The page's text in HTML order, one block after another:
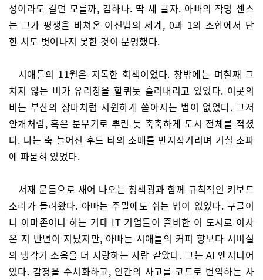
성이라도 길면 모를까, 김하나. 딱 세 글자. 아빠의 작명 센스
는 그가 평생을 바쳐온 이진법의 세계, 0과 1의 조합에서 단
한 치도 벗어나지 못한 것이 분명했다.
시애틀의 11월은 지독한 회색이었다. 창밖에는 며칠째 그
치지 않는 비가 유리창을 할퀴듯 흘러내리고 있었다. 이곳의
비는 부산의 장마처럼 시원하게 쏟아지는 법이 없었다. 그저
안개처럼, 혹은 분무기로 뿌린 듯 축축하게 도시 전체를 적셨
다. 나는 축 늘어진 후드 티의 소매를 만지작거리며 거실 소파
에 파묻혀 있었다.
서재 문틈으로 새어 나오는 청색광과 함께 규칙적인 키보드
소리가 들려왔다. 아빠는 주말에도 쉬는 법이 없었다. 구글이
니 아마존이니 하는 거대 IT 기업들이 즐비한 이 도시로 이사
온 지 반년이 지났지만, 아빠는 시애틀의 커피 향보다 서버실
의 냉각기 소음을 더 사랑하는 사람 같았다. 그는 AI 엔지니어
였다. 감정을 수치화하고, 인간의 사고를 코드로 번역하는 사